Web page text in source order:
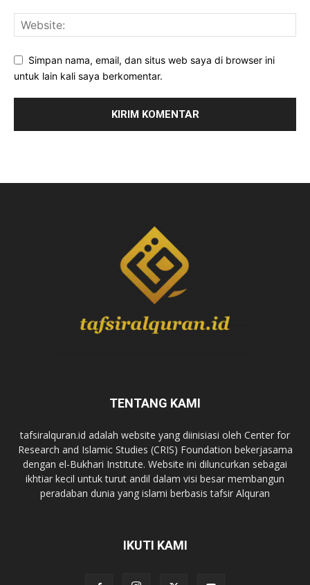
Simpan nama, email, dan situs web saya di browser ini
untuk lain kali saya berkomentar.
TENTANG KAMI
tafsiralquran.id adalah website yang diinisiasi oleh Center for
Research and Islamic Studies (CRIS) Foundation bekerjasama
dengan el-Bukhari Institute. Website ini diluncurkan sebagai
ikhtiar kecil untuk turut andil dalam visi besar membangun
peradaban dunia yang islami berbasis tafsir Alquran
IKUTI KAMI